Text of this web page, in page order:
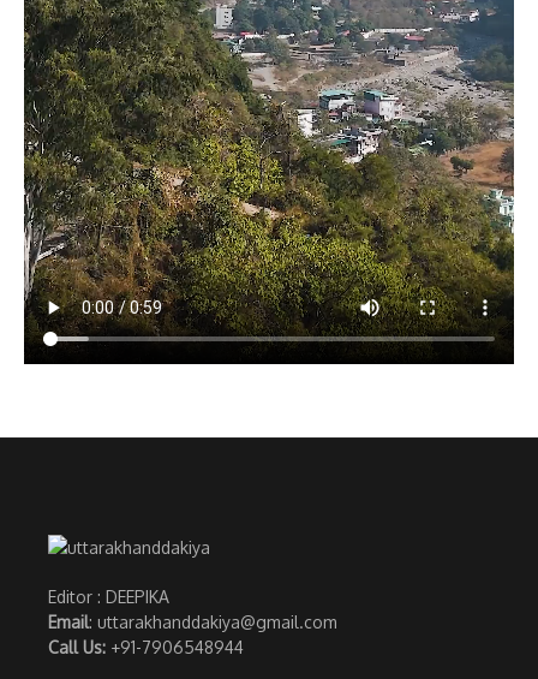
Editor : DEEPIKA
Email: uttarakhanddakiya@gmail.com
Call Us: +91-7906548944